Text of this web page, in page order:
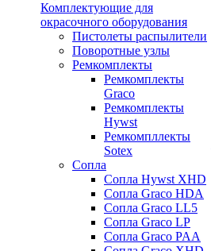
Комплектующие для
окрасочного оборудования
Пистолеты распылители
Поворотные узлы
Ремкомплекты
Ремкомплекты
Graco
Ремкомплекты
Hywst
Ремкомпллекты
Sotex
Сопла
Сопла Hywst XHD
Сопла Graco HDA
Сопла Graco LL5
Сопла Graco LP
Сопла Graco PAA